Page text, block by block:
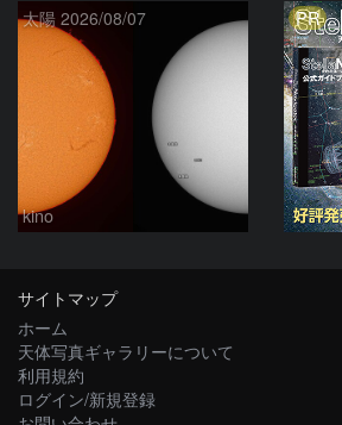
太陽 2026/08/07
kino
PR
サイトマップ
ホーム
天体写真ギャラリーについて
利用規約
ログイン/新規登録